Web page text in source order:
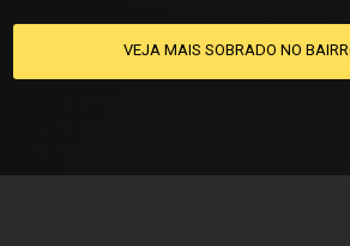
VEJA MAIS SOBRADO NO